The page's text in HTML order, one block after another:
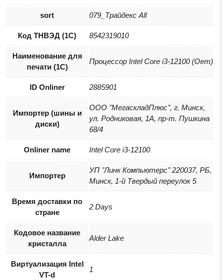
sort 079_Трайдекс All
Код ТНВЭД (1С) 8542319010
Наименование для
печати (1С)
Процессор Intel Core i3-12100 (Oem)
ID Onliner 2885901
Импортер (шины и
диски)
ООО "МегаскладПлюс", г. Минск,
ул. Родниковая, 1А, пр-т. Пушкина
68/4
Onliner name Intel Core i3-12100
Импортер
УП "Линк Компьютерс" 220037, РБ,
Минск, 1-й Твердый переулок 5
Время доставки по
стране
2 Days
Кодовое название
кристалла
Alder Lake
Виртуализация Intel
VT-d
1